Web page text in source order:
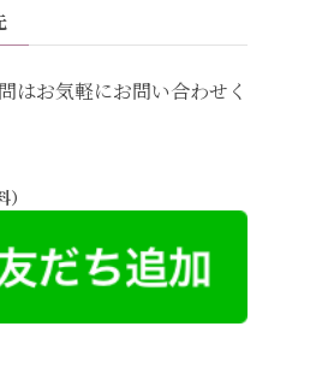
はお気軽にお問い合わせく